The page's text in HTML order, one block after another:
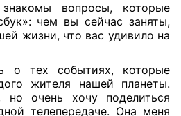
вопросы, которые
чем вы сейчас заняты,
жизни, что вас удивило на
о тех событиях, которые
жителя нашей планеты.
очень хочу поделиться
телепередаче. Она меня